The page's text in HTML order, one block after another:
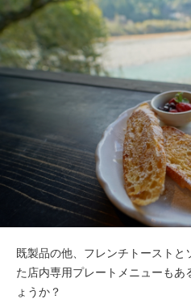
既製品の他、フレンチトーストと
た店内専用プレートメニューもあ
ょうか？